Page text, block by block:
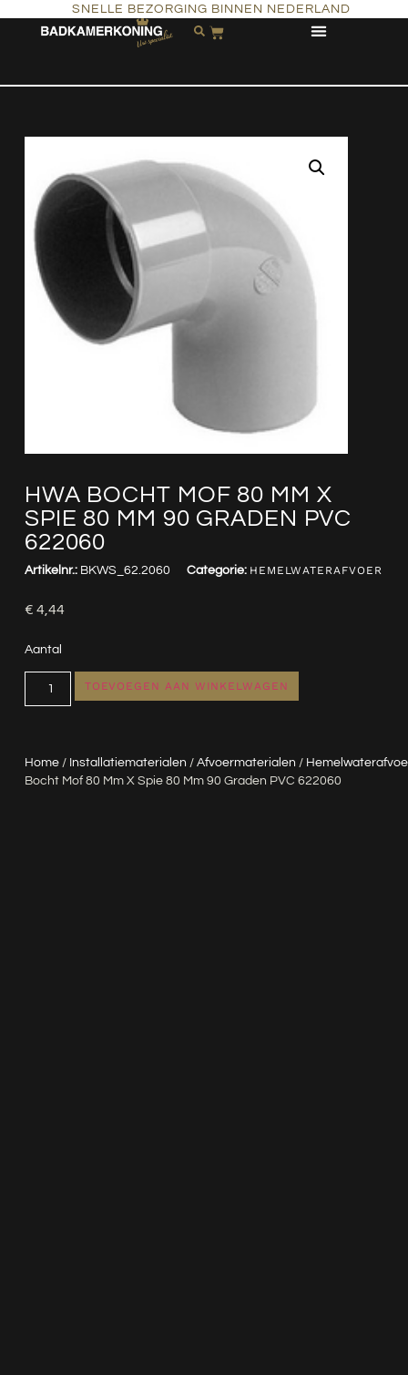
SNELLE BEZORGING BINNEN NEDERLAND
HWA BOCHT MOF 80 MM X
SPIE 80 MM 90 GRADEN PVC
622060
Home/ Installatiematerialen / Afvoermaterialen /
Bocht Mof 80 Mm X Spie 80 Mm 90 Graden PVC 622060
Artikelnr.: BKWS_62.2060 Categorie: HEMELWATERAFVOER
€ 4,44
Aantal
TOEVOEGEN AAN WINKELWAGEN